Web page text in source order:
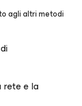
agli altri metodi
rete e la